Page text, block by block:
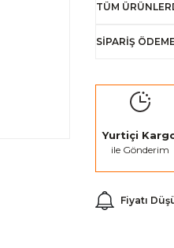
TÜM
SİPARİŞ
Yurtiçi
ile Gönderim
Fiyatı